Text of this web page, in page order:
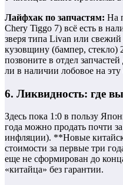
Лайфхак по запчастям: На
Chery Tiggo 7) всё есть в
зверя типа Livan или свежий
кузовщину (бампер, стекло)
позвоните в отдел
ли в наличии лобовое на эту
6. Ликвидность: где
Здесь пока 1:0 в пользу
года можно продать почти
инфляции). **Новые
стоимости за первые три
еще не сформирован до
«китайца» без гарантии.